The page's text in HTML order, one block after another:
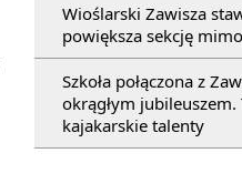
Wioślarski Zawisza
powiększa sekcję
Szkoła połączona z
okrągłym
kajakarskie talenty